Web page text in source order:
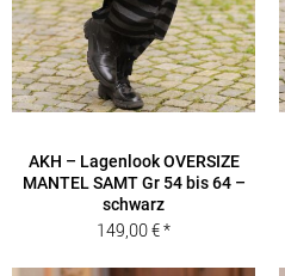
AKH – Lagenlook OVERSIZE
MANTEL SAMT Gr 54 bis 64 –
schwarz
149,00€